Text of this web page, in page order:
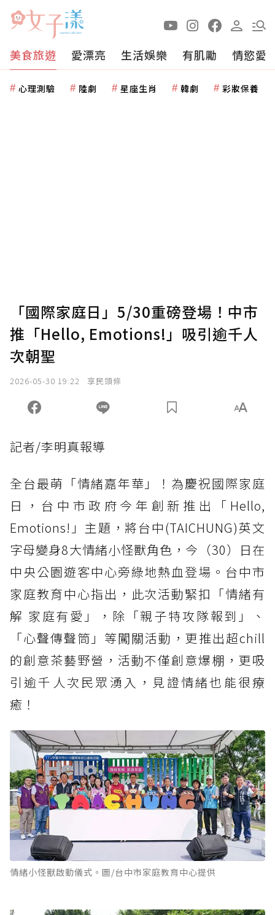
美食旅遊 愛漂亮 生活娛樂 有肌勵 情慾愛
心理測驗 陸劇 星座生肖 韓劇 彩妝保養
「國際家庭日」5/30重磅登場！中市
推「Hello, Emotions!」吸引逾千人
次朝聖
2026-05-30 19:22 享民頭條
記者/李明真報導
全台最萌「情緒嘉年華」！為慶祝國際家庭
日，台中市政府今年創新推出「Hello,
Emotions!」主題，將台中(TAICHUNG)英文
字母變身8大情緒小怪獸角色，今（30）日在
中央公園遊客中心旁綠地熱血登場。台中市
家庭教育中心指出，此次活動緊扣「情緒有
解 家庭有愛」，除「親子特攻隊報到」、
「心聲傳聲筒」等闖關活動，更推出超chill
的創意茶藝野營，活動不僅創意爆棚，更吸
引逾千人次民眾湧入，見證情緒也能很療
癒！
情緒小怪獸啟動儀式。圖/台中市家庭教育中心提供